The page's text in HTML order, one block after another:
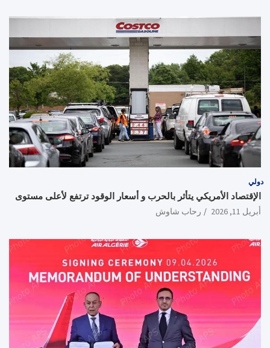
دولي
الإقتصاد الأمريكي يتأثر بالحرب و أسعار الوقود ترتفع لأعلى مستوى
أبريل 11, 2026 رحاب شاوش